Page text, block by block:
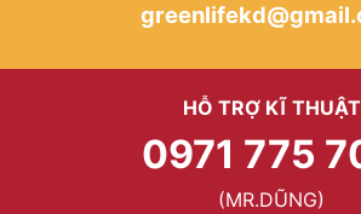
HỖ TRỢ KĨ THUẬT
0971 775
(MR.DŨNG)